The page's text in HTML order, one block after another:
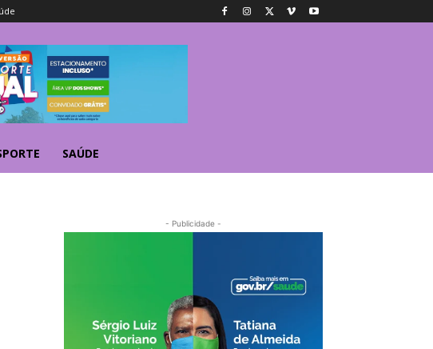
SAÚDE
- Publicidade -